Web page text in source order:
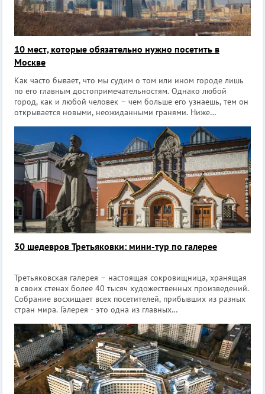
10 мест, которые обязательно нужно посетить в
Москве
Как часто бывает, что мы судим о том или ином городе лишь
по его главным достопримечательностям. Однако любой
город, как и любой человек – чем больше его узнаешь, тем он
открывается новыми, неожиданными гранями. Ниже
посетить. Они очень интересны
30 шедевров Третьяковки: мини-тур по галерее
Третьяковская галерея – настоящая сокровищница, хранящая
в своих стенах более 40 тысяч художественных произведений.
Собрание восхищает всех посетителей, прибывших из разных
стран мира. Галерея - это одна из главных
непревзойденных шедевров, которые